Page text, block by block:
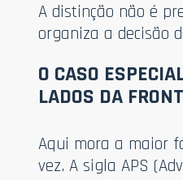
A distinção não é
organiza a decisão
O CASO
LADOS DA
Aqui mora a maior
vez. A sigla APS